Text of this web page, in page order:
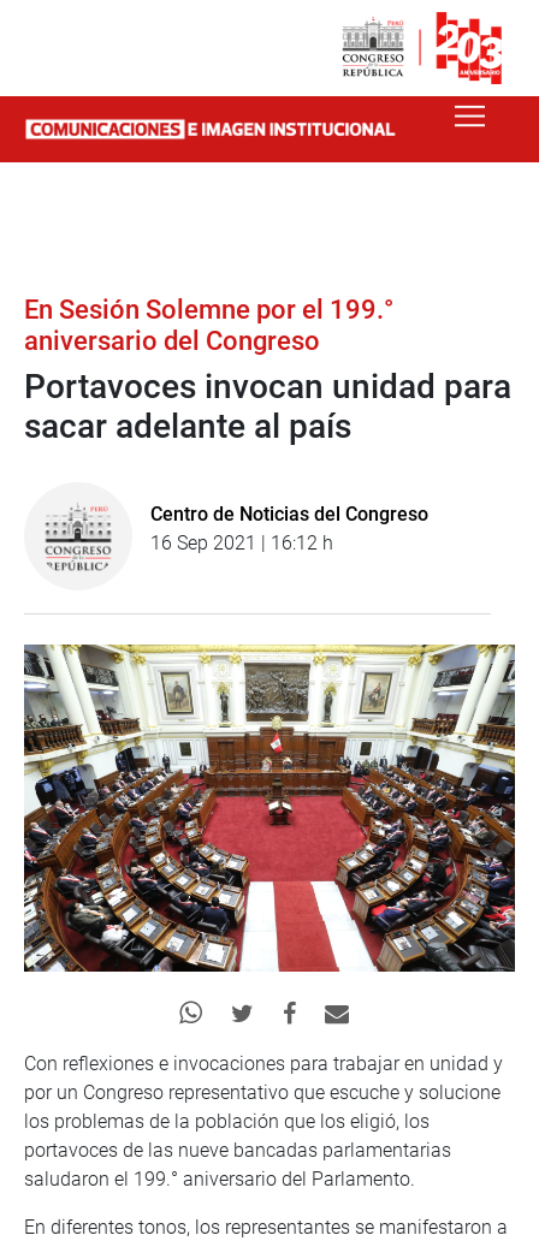
En Sesión Solemne por el 199.°
aniversario del Congreso
Portavoces invocan unidad para
sacar adelante al país
Centro de Noticias del Congreso
16 Sep 2021 | 16:12 h
Con reflexiones e invocaciones para trabajar en unidad y
por un Congreso representativo que escuche y solucione
los problemas de la población que los eligió, los
portavoces de las nueve bancadas parlamentarias
saludaron el 199.° aniversario del Parlamento.
En diferentes tonos, los representantes se manifestaron a